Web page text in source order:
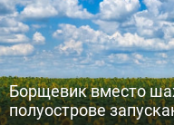
Борщевик вместо
полуострове